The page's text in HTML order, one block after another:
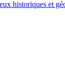
historiques et